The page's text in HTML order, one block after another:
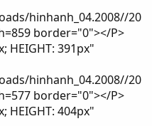
hinhanh_04.2008//20
border="0"></P>
HEIGHT: 391px"
hinhanh_04.2008//20
border="0"></P>
HEIGHT: 404px"